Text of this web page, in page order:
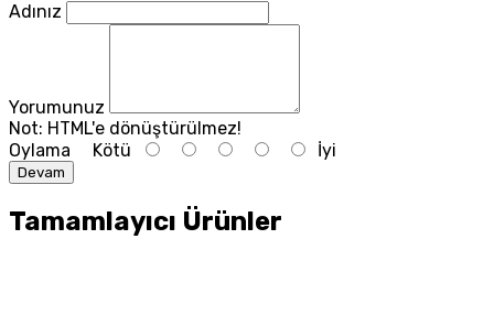
Adınız
Yorumunuz
Not: HTML'e dönüştürülmez!
Oylama Kötü İyi
Devam
Tamamlayıcı Ürünler